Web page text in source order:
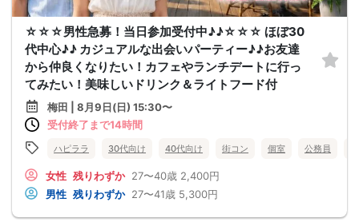
☆☆☆男性急募！当日参加受付中♪♪☆☆☆ ほぼ30
代中心♪♪ カジュアルな出会いパーティー♪♪お友達
から仲良くなりたい！カフェやランチデートに行っ
てみたい！美味しいドリンク＆ライトフード付
梅田 | 8月9日(日) 15:30〜
受付終了まで14時間
ハピララ 30代向け 40代向け 街コン 個室 公務員
女性 残りわずか 27〜40歳 2,400円
男性 残りわずか 27〜41歳 5,300円